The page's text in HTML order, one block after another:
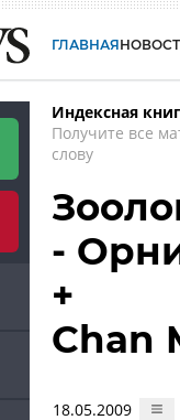
ГЛАВНАЯ
Индексная
Получите все
слову
-
+
Chan
18.05.2009